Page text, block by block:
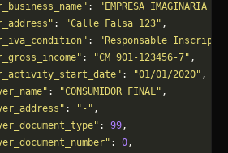
:
"EMPRESA IMAGINARIA
: "Calle Falsa 123" ,
:
"Responsable
: "CM 901-123456-7" ,
: "01/01/2020" ,
: "CONSUMIDOR FINAL" ,
: "-" ,
: 99,
: 0,